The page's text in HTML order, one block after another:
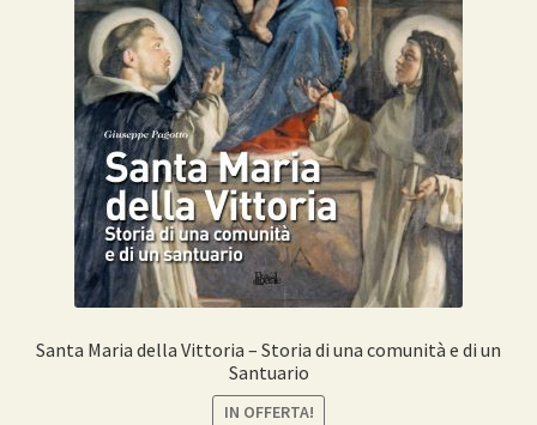
Santa Maria della Vittoria – Storia di una comunità e di un
Santuario
IN OFFERTA!